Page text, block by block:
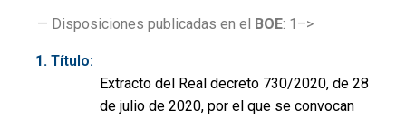
— Disposiciones publicadas en el BOE: 1–>
Título:
Extracto del Real decreto 730/2020, de 28
de julio de 2020, por el que se convocan